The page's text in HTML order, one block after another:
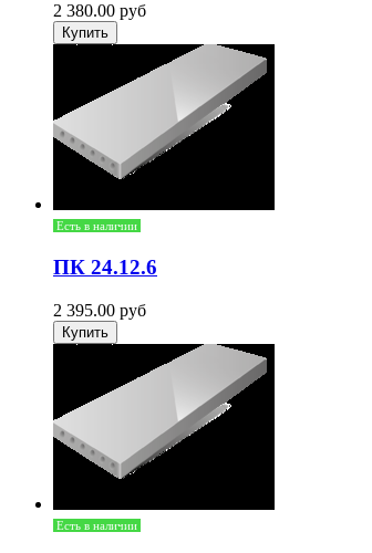
2 380.00 руб
Есть в наличии
ПК 24.12.6
2 395.00 руб
Есть в наличии